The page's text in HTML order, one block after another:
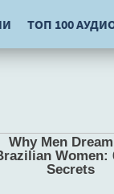
ТОП 100